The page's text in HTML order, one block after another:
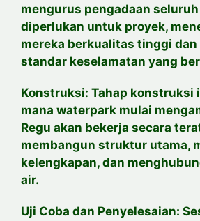
mengurus pengadaan
diperlukan untuk proyek,
mereka berkualitas tinggi dan
standar keselamatan yang
Konstruksi: Tahap konstruksi
mana waterpark mulai
Regu akan bekerja secara
membangun struktur utama,
kelengkapan, dan
air.
Uji Coba dan Penyelesaian: